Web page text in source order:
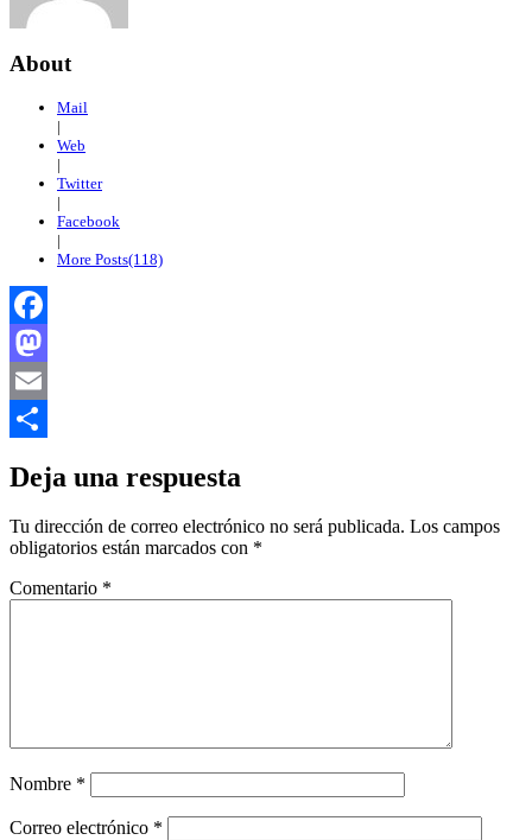
About
Mail
|
Web
|
Twitter
|
Facebook
|
More Posts(118)
Facebook
Mastodon
Email
Deja una respuesta
Tu dirección de correo electrónico no será publicada. Los campos
obligatorios están marcados con *
Comentario *
Nombre *
Correo electrónico *